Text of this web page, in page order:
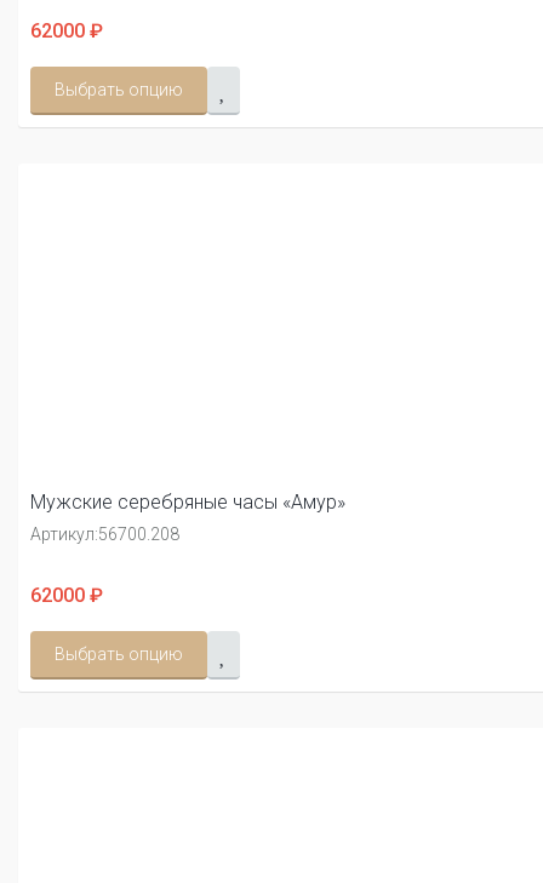
62000 ₽
Выбрать опцию
Мужские серебряные часы «Амур»
Артикул:56700.208
62000 ₽
Выбрать опцию